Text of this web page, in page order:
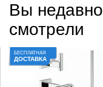
Вы недавно
смотрели
БЕСПЛАТНАЯ
ДОСТАВКА